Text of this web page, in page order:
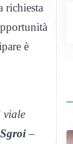
richiesta
è
viale
–